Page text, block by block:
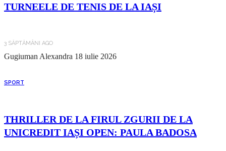
TURNEELE DE TENIS DE LA IAȘI
3 SĂPTĂMÂNI AGO
Gugiuman Alexandra 18 iulie 2026
SPORT
THRILLER DE LA FIRUL ZGURII DE LA
UNICREDIT IAȘI OPEN: PAULA BADOSA